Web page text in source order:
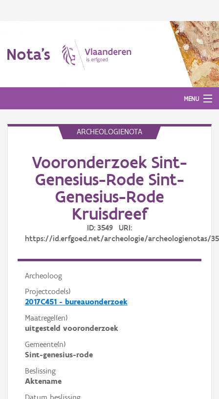
Nota's
MENU
Aanmelden
ARCHEOLOGIENOTA
Vooronderzoek Sint-
Genesius-Rode Sint-
Genesius-Rode
Kruisdreef
ID: 3549 URI:
https://id.erfgoed.net/archeologie/archeologienotas/
Archeoloog
Projectcode(s)
2017C451 - bureauonderzoek
Maatregel(en)
uitgesteld vooronderzoek
Gemeente(n)
Sint-genesius-rode
Beslissing
Aktename